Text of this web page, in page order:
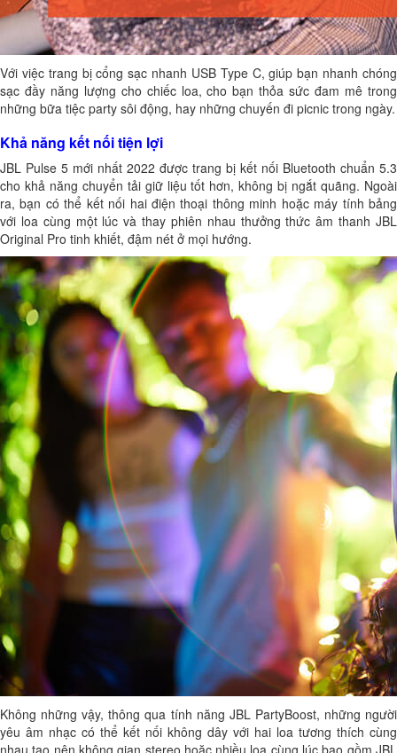
Với việc trang bị cổng sạc nhanh USB Type C, giúp bạn nhanh chóng
sạc đầy năng lượng cho chiếc loa, cho bạn thỏa sức đam mê trong
những bữa tiệc party sôi động, hay những chuyến đi picnic trong ngày.
Khả năng kết nối tiện lợi
JBL Pulse 5 mới nhất 2022 được trang bị kết nối Bluetooth chuẩn 5.3
cho khả năng chuyển tải giữ liệu tốt hơn, không bị ngắt quãng. Ngoài
ra, bạn có thể kết nối hai điện thoại thông minh hoặc máy tính bảng
với loa cùng một lúc và thay phiên nhau thưởng thức âm thanh JBL
Original Pro tinh khiết, đậm nét ở mọi hướng.
Không những vậy, thông qua tính năng JBL PartyBoost, những người
yêu âm nhạc có thể kết nối không dây với hai loa tương thích cùng
nhau tạo nên không gian stereo hoặc nhiều loa cùng lúc bao gồm JBL